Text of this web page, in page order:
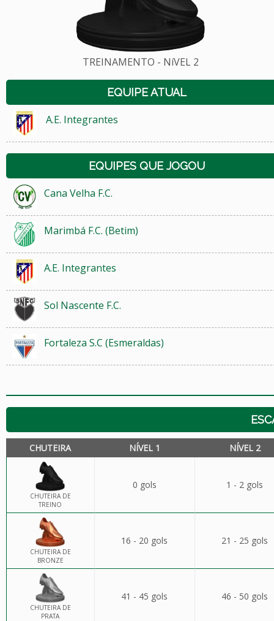
TREINAMENTO - NíVEL 2
EQUIPE ATUAL
A.E. Integrantes
EQUIPES QUE JOGOU
Cana Velha F.C.
Marimbá F.C. (Betim)
A.E. Integrantes
Sol Nascente F.C.
Fortaleza S.C (Esmeraldas)
CHUTEIRA NÍVEL 1 NÍVEL 2
CHUTEIRA DE
TREINO
0 gols 1 - 2 gols
CHUTEIRA DE
BRONZE
16 - 20 gols 21 - 25 gols
CHUTEIRA DE
PRATA
41 - 45 gols 46 - 50 gols